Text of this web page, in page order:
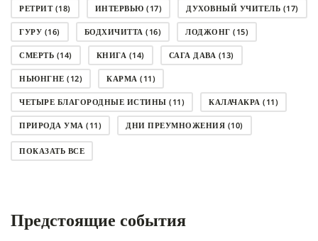
РЕТРИТ(18) ИНТЕРВЬЮ (17) ДУХОВНЫЙ УЧИТЕЛЬ (17)
ГУРУ (16) БОДХИЧИТТА (16) ЛОДЖОНГ (15)
СМЕРТЬ (14) КНИГА (14) САГА ДАВА (13)
НЬЮНГНЕ (12) КАРМА (11)
ЧЕТЫРЕ БЛАГОРОДНЫЕ ИСТИНЫ (11) КАЛАЧАКРА (11)
ПРИРОДА УМА (11) ДНИ ПРЕУМНОЖЕНИЯ (10)
СОВЕТ(10)
АНАЛИТИЧЕСКАЯ МЕДИТАЦИЯ(7)
ПОКАЗАТЬ ВСЕ
Предстоящие события